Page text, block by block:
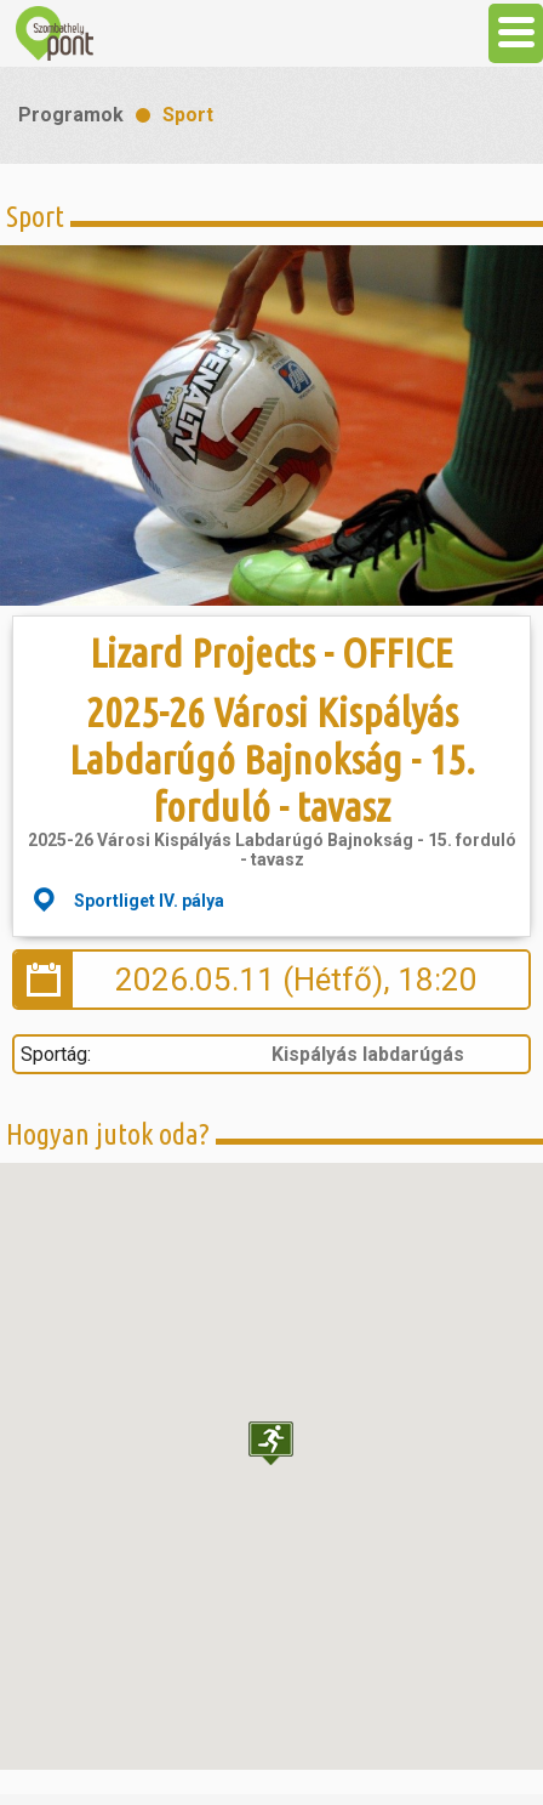
Látnivalók
Gasztronómia
Sport
Szabadidő
Hasznos
Programok Sport
Sport
Lizard Projects - OFFICE
2025-26 Városi Kispályás
Labdarúgó Bajnokság - 15.
forduló - tavasz
2025-26 Városi Kispályás Labdarúgó Bajnokság - 15. forduló
- tavasz
Sportliget IV. pálya
2026.05.11 (Hétfő), 18:20
Sportág: Kispályás labdarúgás
Hogyan jutok oda?